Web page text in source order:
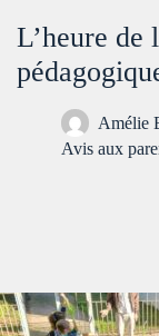
L’heure de
Amélie
Avis aux